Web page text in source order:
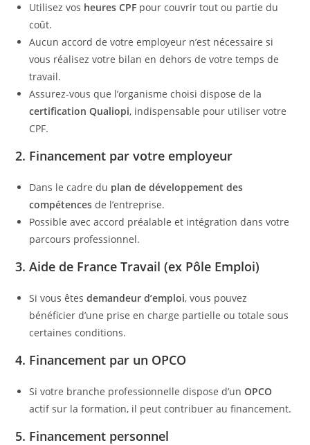
Utilisez vos heures CPF pour couvrir tout ou partie du
coût.
Aucun accord de votre employeur n’est nécessaire si
vous réalisez votre bilan en dehors de votre temps de
travail.
Assurez-vous que l’organisme choisi dispose de la
certification Qualiopi, indispensable pour utiliser votre
CPF.
2. Financement par votre employeur
Dans le cadre du plan de développement des
compétences de l’entreprise.
Possible avec accord préalable et intégration dans votre
parcours professionnel.
3. Aide de France Travail (ex Pôle Emploi)
Si vous êtesdemandeur d’emploi, vous pouvez
bénéficier d’une prise en charge partielle ou totale sous
certaines conditions.
4. Financement par un OPCO
Si votre branche professionnelle dispose d’unOPCO
actif sur la formation, il peut contribuer au financement.
5. Financement personnel